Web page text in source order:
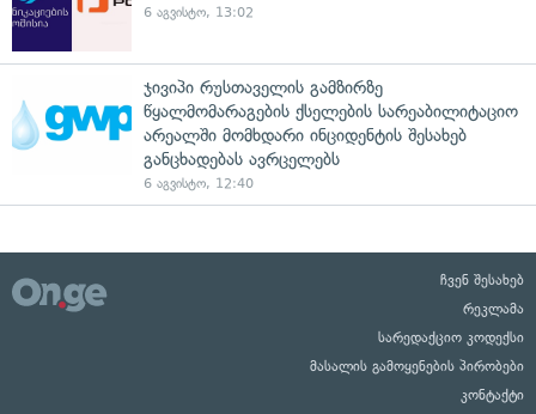
6 აგვისტო, 13:02
ჯივიპი რუსთაველის გამზირზე
წყალმომარაგების ქსელების სარეაბილიტაციო
არეალში მომხდარი ინციდენტის შესახებ
განცხადებას ავრცელებს
6 აგვისტო, 12:40
ჩვენ შესახებ
რეკლამა
სარედაქციო კოდექსი
მასალის გამოყენების პირობები
კონტაქტი